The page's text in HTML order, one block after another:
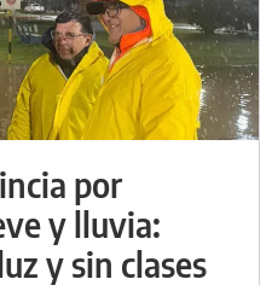
por
y lluvia:
y sin clases